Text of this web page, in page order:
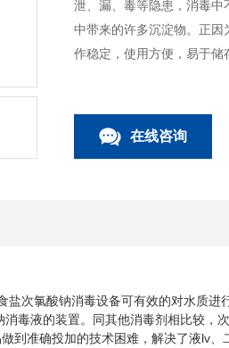
泄、漏、毒等隐患，消毒
中带来的许多沉淀物。正
作稳定，使用方便，易于储
在线咨询
氯酸钠消毒设备可有效的对水质进
毒液的装置。同其他消毒剂相比较，
到准确投加的技术困难，解决了液lv、